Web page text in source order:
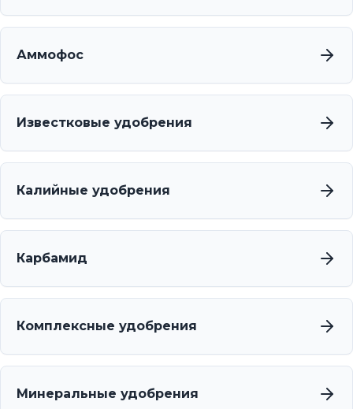
Аммофос
Известковые удобрения
Калийные удобрения
Карбамид
Комплексные удобрения
Минеральные удобрения